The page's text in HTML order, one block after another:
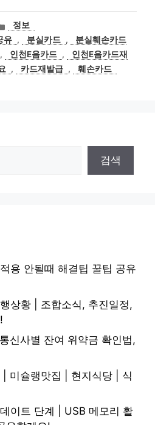
카
테
고
리
정보
유 , 분실카드 ,
분실훼손카드
, 인천E음카드 ,
인천E음카드재
, 카드재발급 , 훼손카드
검색
용 안될때 해결팁 꿀팁 공유
상황 | 조합소식, 추진일정,
신사별 잔여 위약금 확인법,
미슐랭맛집 | 현지식당 | 식
이트 단계 | USB 메모리 활